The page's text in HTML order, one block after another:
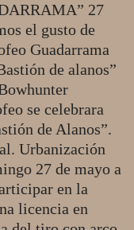
27
el gusto de
Guadarrama
de alanos”
se celebrara
de Alanos”.
Urbanización
27 de mayo a
en la
licencia en